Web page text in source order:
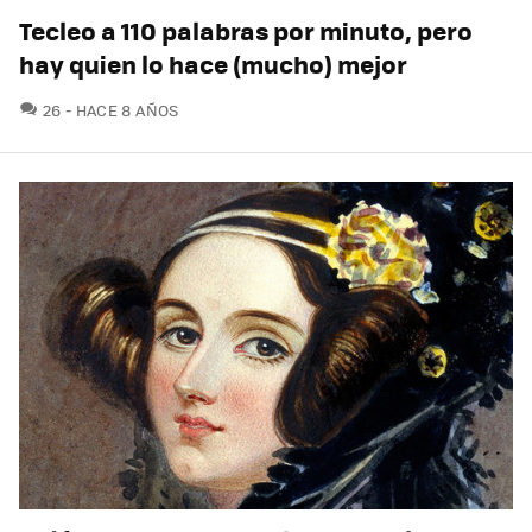
Tecleo a 110 palabras por minuto, pero
hay quien lo hace (mucho) mejor
26 COMENTARIOS
HACE 8 AÑOS